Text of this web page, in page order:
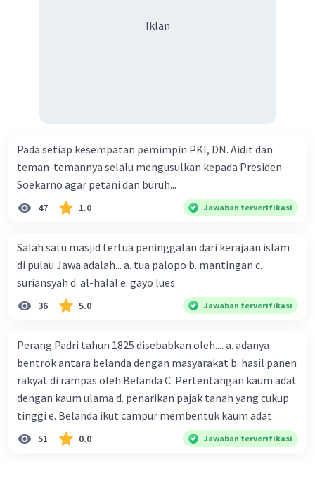
Iklan
Pada setiap kesempatan pemimpin PKI, DN. Aidit dan
teman-temannya selalu mengusulkan kepada Presiden
Soekarno agar petani dan buruh...
47 1.0 Jawaban terverifikasi
Salah satu masjid tertua peninggalan dari kerajaan islam
di pulau Jawa adalah... a. tua palopo b. mantingan c.
suriansyah d. al-halal e. gayo lues
36 5.0 Jawaban terverifikasi
Perang Padri tahun 1825 disebabkan oleh.... a. adanya
bentrok antara belanda dengan masyarakat b. hasil panen
rakyat di rampas oleh Belanda C. Pertentangan kaum adat
dengan kaum ulama d. penarikan pajak tanah yang cukup
tinggi e. Belanda ikut campur membentuk kaum adat
51 0.0 Jawaban terverifikasi